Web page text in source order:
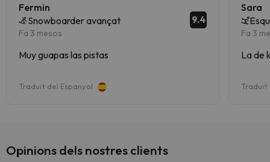
Fermin
Snowboarder avançat
Fa 3 mesos
9.4
Muy guapas las pistas
Traduït del Espanyol
Sara
Fa 3
La de
Traduït
Opinions dels nostres clients